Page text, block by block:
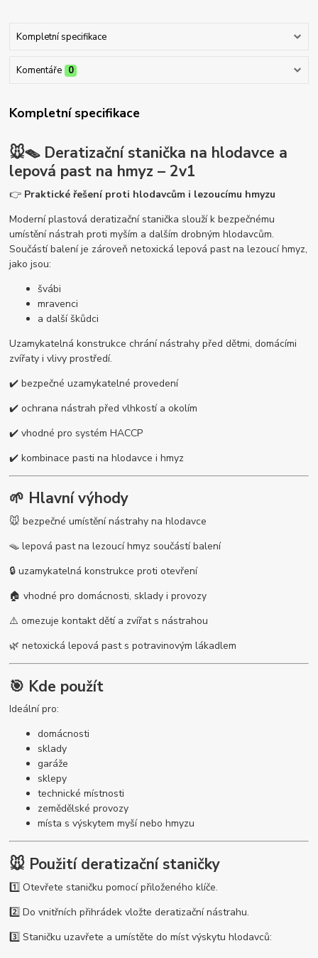
Kompletní specifikace
Komentáře 0
Kompletní specifikace
🐭🪤 Deratizační stanička na hlodavce a
lepová past na hmyz – 2v1
👉 Praktické řešení proti hlodavcům i lezoucímu hmyzu
Moderní plastová deratizační stanička slouží k bezpečnému
umístění nástrah proti myším a dalším drobným hlodavcům.
Součástí balení je zároveň netoxická lepová past na lezoucí hmyz,
jako jsou:
švábi
mravenci
a další škůdci
Uzamykatelná konstrukce chrání nástrahy před dětmi, domácími
zvířaty i vlivy prostředí.
✔️ bezpečné uzamykatelné provedení
✔️ ochrana nástrah před vlhkostí a okolím
✔️ vhodné pro systém HACCP
✔️ kombinace pasti na hlodavce i hmyz
🌱 Hlavní výhody
🐭 bezpečné umístění nástrahy na hlodavce
🪤 lepová past na lezoucí hmyz součástí balení
🔒 uzamykatelná konstrukce proti otevření
🏠 vhodné pro domácnosti, sklady i provozy
⚠️ omezuje kontakt dětí a zvířat s nástrahou
🌿 netoxická lepová past s potravinovým lákadlem
🎯 Kde použít
Ideální pro:
domácnosti
sklady
garáže
sklepy
technické místnosti
zemědělské provozy
místa s výskytem myší nebo hmyzu
🐭 Použití deratizační staničky
1️⃣ Otevřete staničku pomocí přiloženého klíče.
2️⃣ Do vnitřních přihrádek vložte deratizační nástrahu.
3️⃣ Staničku uzavřete a umístěte do míst výskytu hlodavců: